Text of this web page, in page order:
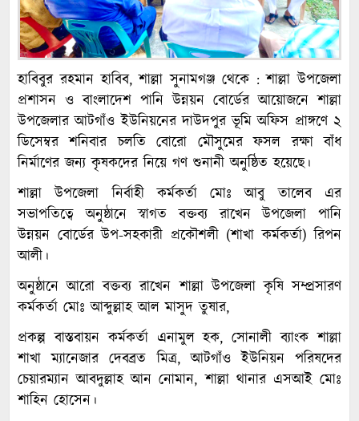
হাবিবুর রহমান হাবিব, শাল্লা সুনামগঞ্জ থেকে : শাল্লা উপজেলা
প্রশাসন ও বাংলাদেশ পানি উন্নয়ন বোর্ডের আয়োজনে শাল্লা
উপজেলার আটগাঁও ইউনিয়নের দাউদপুর ভূমি অফিস প্রাঙ্গণে ২
ডিসেম্বর শনিবার চলতি বোরো মৌসুমের ফসল রক্ষা বাঁধ
নির্মাণের জন্য কৃষকদের নিয়ে গণ শুনানী অনুষ্ঠিত হয়েছে।
শাল্লা উপজেলা নির্বাহী কর্মকর্তা মোঃ আবু তালেব এর
সভাপতিত্বে অনুষ্ঠানে স্বাগত বক্তব্য রাখেন উপজেলা পানি
উন্নয়ন বোর্ডের উপ-সহকারী প্রকৌশলী (শাখা কর্মকর্তা) রিপন
আলী।
অনুষ্ঠানে আরো বক্তব্য রাখেন শাল্লা উপজেলা কৃষি সম্প্রসারণ
কর্মকর্তা মোঃ আব্দুল্লাহ আল মাসুদ তুষার,
প্রকল্প বাস্তবায়ন কর্মকর্তা এনামুল হক, সোনালী ব্যাংক শাল্লা
শাখা ম্যানেজার দেবব্রত মিত্র, আটগাঁও ইউনিয়ন পরিষদের
চেয়ারম্যান আবদুল্লাহ আন নোমান, শাল্লা থানার এসআই মোঃ
শাহিন হোসেন।